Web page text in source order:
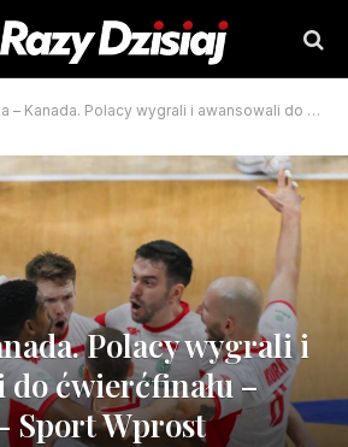
Polacy wygrali i awansowali do ćwierćfinału – Siatkówka – Sport Wprost
Polacy wygrali i
do ćwierćfinału –
Sport Wprost